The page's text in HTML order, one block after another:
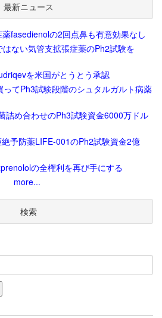
最新ニュース
fasedienolの2回点鼻も有意効果なし
ない気管支拡張症薬のPh2試験を
を米国がとうとう承認
てPh3試験段階のシュタルガルト病薬
詰め合わせのPh3試験資金6000万ドル
予防薬LIFE-001のPh2試験資金2億
の全権利を再び手にする
more...
検索